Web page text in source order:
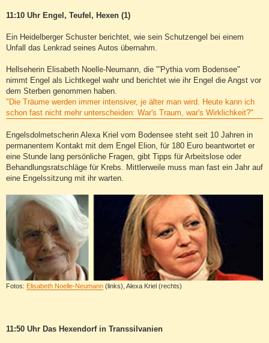
11:10 Uhr Engel, Teufel, Hexen (1)
Ein Heidelberger Schuster berichtet, wie sein Schutzengel bei einem
Unfall das Lenkrad seines Autos übernahm.
Hellseherin Elisabeth Noelle-Neumann, die "'Pythia vom Bodensee"
nimmt Engel als Lichtkegel wahr und berichtet wie ihr Engel die Angst vor
dem Sterben genommen haben.
"Die Träume werden immer intensiver, je älter man wird. Heute kann ich
schon fast nicht mehr unterscheiden: War's Traum, war's Wirklichkeit?"
Engelsdolmetscherin Alexa Kriel vom Bodensee steht seit 10 Jahren in
permanentem Kontakt mit dem Engel Elion, für 180 Euro beantwortet er
eine Stunde lang persönliche Fragen, gibt Tipps für Arbeitslose oder
Behandlungsratschläge für Krebs. Mittlerweile muss man fast ein Jahr auf
eine Engelssitzung mit ihr warten.
Fotos: Elisabeth Noelle-Neumann (links), Alexa Kriel (rechts)
11:50 Uhr Das Hexendorf in Transsilvanien